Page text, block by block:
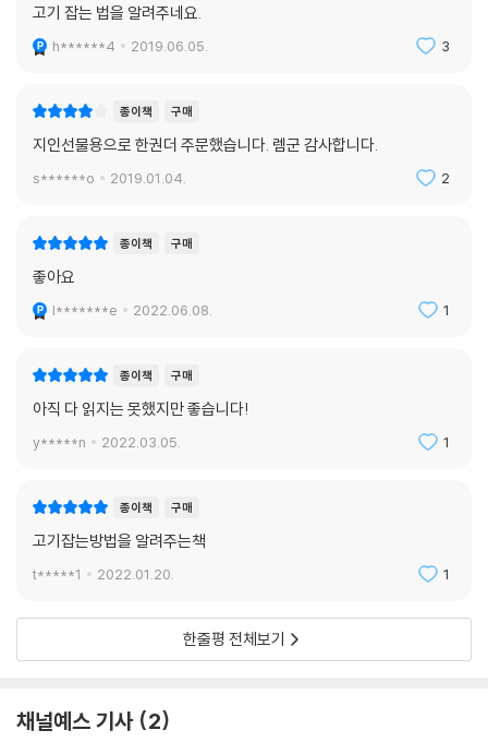
고기 잡는 법을 알려주네요.
h******4 2019.06.05. 3
종이책 구매
지인선물용으로 한권더 주문했습니다. 렘군 감사합니다.
s******o 2019.01.04. 2
종이책 구매
좋아요
l*******e 2022.06.08. 1
종이책 구매
아직 다 읽지는 못했지만 좋습니다!
y*****n 2022.03.05. 1
종이책 구매
고기잡는방법을 알려주는책
t*****1 2022.01.20. 1
한줄평 전체보기
채널예스 기사 2